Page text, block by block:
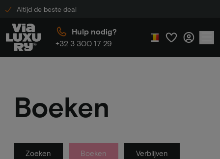
Altijd de beste deal
Hulp nodig?
+32 3 300 17 29
Boeken
Zoeken Boeken Verblijven